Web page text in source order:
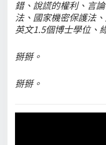
錯、說謊的權利、言
法、國家機密保護法
英文1.5個博士學位、
掰掰。
掰掰。